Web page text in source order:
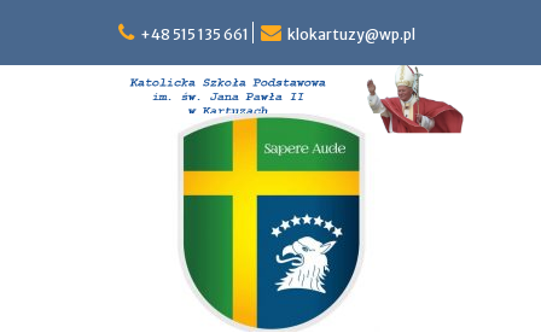
content
+48 515 135 661 klokartuzy@wp.pl